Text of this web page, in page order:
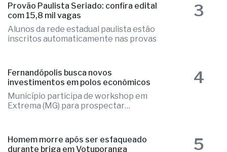
Provão Paulista Seriado: confira edital
com 15,8 mil vagas
Alunos da rede estadual paulista estão
inscritos automaticamente nas provas
3
Fernandópolis busca novos
investimentos em polos econômicos
Município participa de workshop em
Extrema (MG) para prospectar
4
Homem morre após ser esfaqueado
durante briga em Votuporanga
5